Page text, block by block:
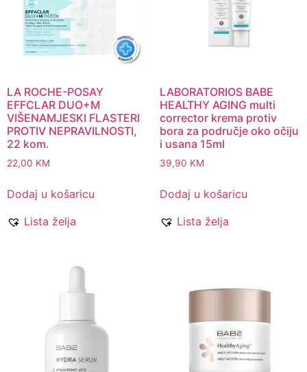
LA ROCHE-POSAY
EFFCLAR DUO+M
VIŠENAMJESKI FLASTERI
PROTIV NEPRAVILNOSTI,
22 kom.
22,00 KM
Dodaj u košaricu
Lista želja
LABORATORIOS BABE
HEALTHY AGING multi
corrector krema protiv
bora za područje oko očiju
i usana 15ml
39,90 KM
Dodaj u košaricu
Lista želja